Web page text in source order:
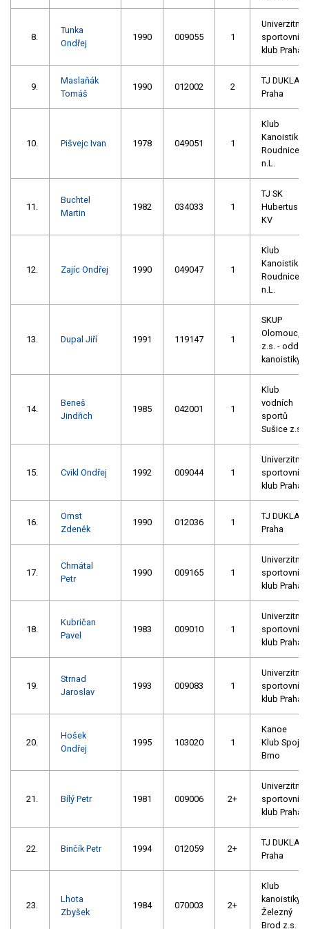
8.
Tunka
Ondřej
1990 009055 1
Univerzitní
sportovní
klub Praha
9.
Maslaňák
Tomáš
1990 012002 2
TJ DUKLA
Praha
10. Pišvejc Ivan 1978 049051 1
Klub
Kanoistika
Roudnice
n.L.
11.
Buchtel
Martin
1982 034033 1
TJ SK
Hubertus
KV
12. Zajíc Ondřej 1990 049047 1
Klub
Kanoistika
Roudnice
n.L.
13. Dupal Jiří 1991 119147 1
SKUP
Olomouc,
z.s. - oddíl
kanoistiky
14.
Beneš
Jindřich
1985 042001 1
Klub
vodních
sportů
Sušice z.s.
15. Cvikl Ondřej 1992 009044 1
Univerzitní
sportovní
klub Praha
16.
Ornst
Zdeněk
1990 012036 1
TJ DUKLA
Praha
17.
Chmátal
Petr
1990 009165 1
Univerzitní
sportovní
klub Praha
18.
Kubričan
Pavel
1983 009010 1
Univerzitní
sportovní
klub Praha
19.
Strnad
Jaroslav
1993 009083 1
Univerzitní
sportovní
klub Praha
20.
Hošek
Ondřej
1995 103020 1
Kanoe
Klub Spoj
Brno
21. Bílý Petr 1981 009006 2+
Univerzitní
sportovní
klub Praha
22. Binčík Petr 1994 012059 2+
TJ DUKLA
Praha
23.
Lhota
Zbyšek
1984 070003 2+
Klub
kanoistiky
Železný
Brod z.s.